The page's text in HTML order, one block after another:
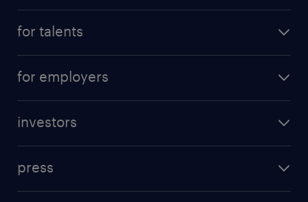
for talents
professional career
for employers
investors
results and reports
press